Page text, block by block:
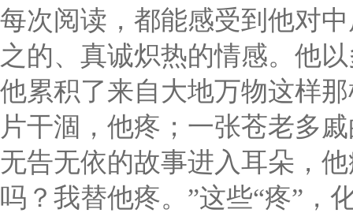
每次阅读，都能感受到他对
之的、真诚炽热的情感。他
他累积了来自大地万物这样
片干涸，他疼；一张苍老多
无告无依的故事进入耳朵，
吗？我替他疼。”这些“疼”，